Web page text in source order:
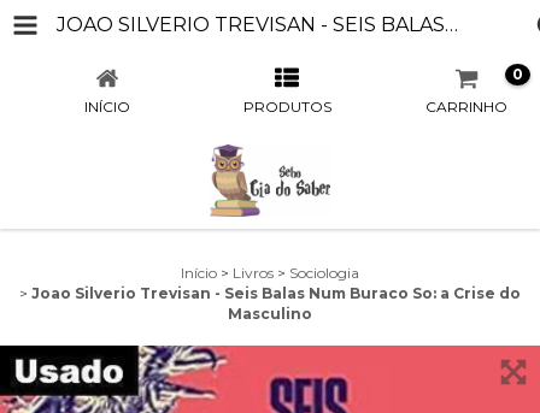
JOAO SILVERIO TREVISAN - SEIS BALAS NUM BURACO SO: A CRISE DO MASCULINO
INÍCIO PRODUTOS CARRINHO
0
Início > Livros > Sociologia
> Joao Silverio Trevisan - Seis Balas Num Buraco So: a Crise do
Masculino